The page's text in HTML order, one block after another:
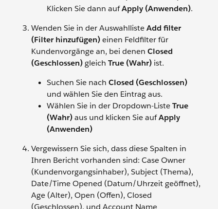
Klicken Sie dann aufApply (Anwenden).
Wenden Sie in der AuswahllisteAdd filter
(Filter hinzufügen)einen Feldfilter für
Kundenvorgänge an, bei denen Closed
(Geschlossen)gleich True (Wahr) ist.
Suchen Sie nach Closed (Geschlossen)
und wählen Sie den Eintrag aus.
Wählen Sie in der Dropdown-ListeTrue
(Wahr)aus und klicken Sie aufApply
(Anwenden)
Vergewissern Sie sich, dass diese Spalten in
Ihren Bericht vorhanden sind: Case Owner
(Kundenvorgangsinhaber), Subject (Thema),
Date/Time Opened (Datum/Uhrzeit geöffnet),
Age (Alter), Open (Offen), Closed
(Geschlossen), und Account Name